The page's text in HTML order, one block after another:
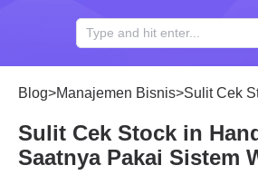
Blog>Manajemen Bisnis>Sulit Cek Stock in
Sulit Cek Stock in
Saatnya Pakai Sistem